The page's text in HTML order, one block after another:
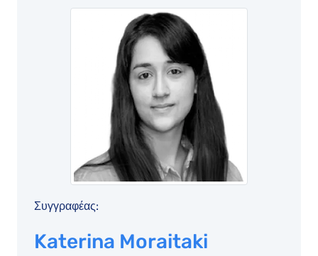
Συγγραφέας:
Katerina Moraitaki